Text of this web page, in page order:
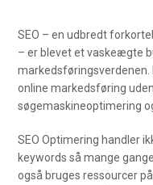
SEO – en udbredt
– er blevet et vaskeægte
markedsføringsverdenen.
online markedsføring
søgemaskineoptimering
SEO Optimering handler
keywords så mange
også bruges ressourcer